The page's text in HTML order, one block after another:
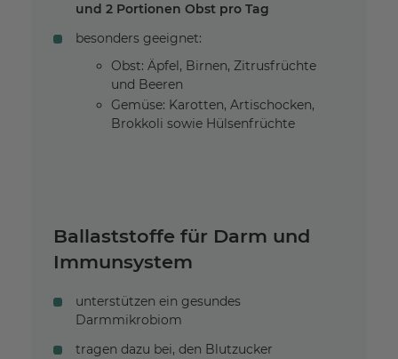
und 2 Portionen Obst pro Tag
besonders geeignet:
Obst: Äpfel, Birnen, Zitrusfrüchte
und Beeren
Gemüse: Karotten, Artischocken,
Brokkoli sowie Hülsenfrüchte
Ballaststoffe für Darm und
Immunsystem
unterstützen ein gesundes
Darmmikrobiom
tragen dazu bei, den Blutzucker